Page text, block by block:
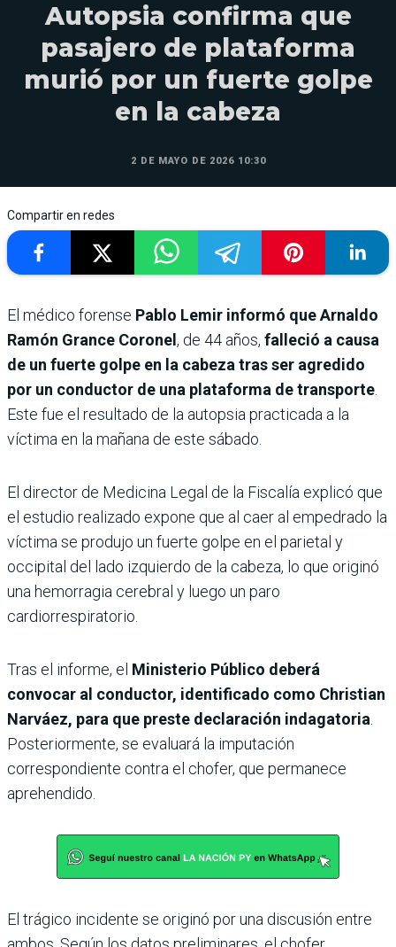
Autopsia confirma que
pasajero de plataforma
murió por un fuerte golpe
en la cabeza
2 DE MAYO DE 2026 10:30
Compartir en redes
El médico forense Pablo Lemir informó que Arnaldo
Ramón Grance Coronel , de 44 años, falleció a causa
de un fuerte golpe en la cabeza tras ser agredido
por un conductor de una plataforma de transporte.
Este fue el resultado de la autopsia practicada a la
víctima en la mañana de este sábado.
El director de Medicina Legal de la Fiscalía explicó que
el estudio realizado expone que al caer al empedrado la
víctima se produjo un fuerte golpe en el parietal y
occipital del lado izquierdo de la cabeza, lo que originó
una hemorragia cerebral y luego un paro
cardiorrespiratorio.
Tras el informe, el Ministerio Público deberá
convocar al conductor, identificado como Christian
Narváez, para que preste declaración indagatoria.
Posteriormente, se evaluará la imputación
correspondiente contra el chofer, que permanece
aprehendido.
El trágico incidente se originó por una discusión entre